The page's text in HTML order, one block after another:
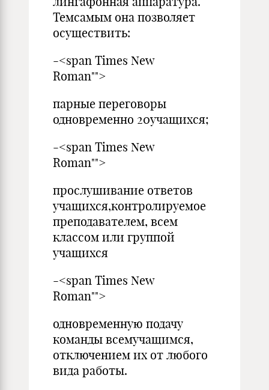
Темсамым она позволяет
осуществить:
-<span Times New
Roman"">
парные переговоры
одновременно 20учащихся;
-<span Times New
Roman"">
прослушивание ответов
учащихся,контролируемое
преподавателем, всем
классом или группой
учащихся
-<span Times New
Roman"">
одновременную подачу
команды всемучащимся,
отключением их от любого
вида работы.